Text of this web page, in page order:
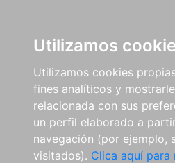
Utilizamos
Utilizamos cookies
fines analíticos y
relacionada con sus
un perfil elaborado a
navegación (por ejemplo,
visitados). Clica aquí para